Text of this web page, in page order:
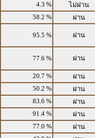
4.3 % ไม่ผ่าน
58.2 % ผ่าน
95.5 % ผ่าน
77.6 % ผ่าน
20.7 % ผ่าน
50.2 % ผ่าน
83.6 % ผ่าน
91.4 % ผ่าน
77.0 % ผ่าน